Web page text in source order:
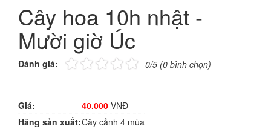
Cây hoa 10h nhật -
Mười giờ Úc
Đánh giá: 0/5 (0 bình chọn)
Giá: 40.000 VNĐ
Hãng sản xuất:Cây cảnh 4 mùa